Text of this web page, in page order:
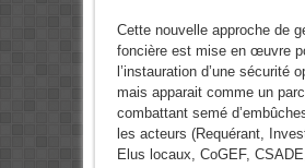
Cette nouvelle approche de
foncière est mise en œuvre
l’instauration d’une sécurité
mais apparait comme un
combattant semé
les acteurs (Requérant,
Elus locaux, CoGEF,